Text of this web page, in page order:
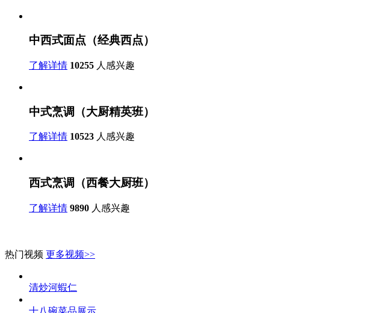
中西式面点（经典西点）
了解详情 10255 人感兴趣
中式烹调（大厨精英班）
了解详情 10523 人感兴趣
西式烹调（西餐大厨班）
了解详情 9890 人感兴趣
热门视频 更多视频>>
清炒河蝦仁
十八碗菜品展示